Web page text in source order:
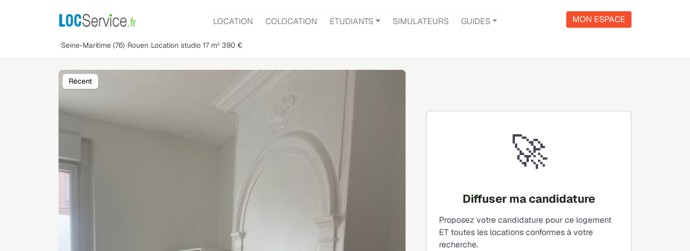
LOCATION COLOCATION ÉTUDIANTS SIMULATEURS GUIDES MON ESPACE
Seine-Maritime (76) Rouen Location studio 17 m² 390 €
Récent
🚀
Diffuser ma candidature
Proposez votre candidature pour ce logement
ET toutes les locations conformes à votre
recherche.